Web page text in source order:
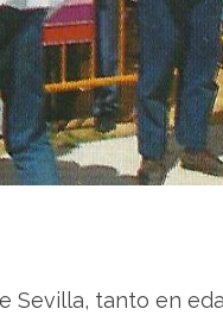
Sevilla, tanto en